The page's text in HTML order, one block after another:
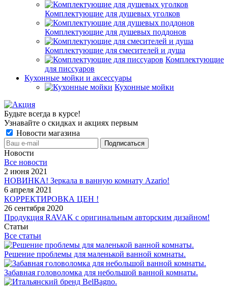
Комплектующие для душевых уголков
Комплектующие для душевых поддонов
Комплектующие для смесителей и душа
Комплектующие
для писсуаров
Кухонные мойки и аксессуары
Кухонные мойки
Будьте всегда в курсе!
Узнавайте о скидках и акциях первым
Новости магазина
Новости
Все новости
2 июня 2021
НОВИНКА! Зеркала в ванную комнату Azario!
6 апреля 2021
КОРРЕКТИРОВКА ЦЕН !
26 сентября 2020
Продукция RAVAK с оригинальным авторским дизайном!
Статьи
Все статьи
Решение проблемы для маленькой ванной комнаты.
Забавная головоломка для небольшой ванной комнаты.